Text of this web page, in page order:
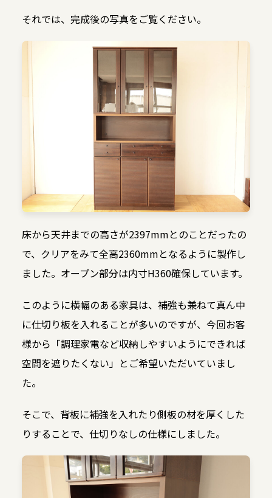
それでは、完成後の写真をご覧ください。
床から天井までの高さが2397mmとのことだったの
で、クリアをみて全高2360mmとなるように製作し
ました。オープン部分は内寸H360確保しています。
このように横幅のある家具は、補強も兼ねて真ん中
に仕切り板を入れることが多いのですが、今回お客
様から「調理家電など収納しやすいようにできれば
空間を遮りたくない」とご希望いただいていまし
た。
そこで、背板に補強を入れたり側板の材を厚くした
りすることで、仕切りなしの仕様にしました。